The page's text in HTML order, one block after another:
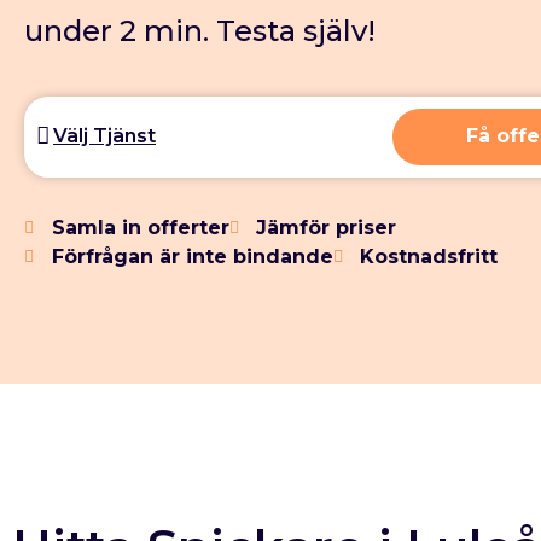
under 2 min. Testa själv!
Få
Samla in offerter
Jämför priser
Förfrågan är inte bindande
Kostnadsfritt